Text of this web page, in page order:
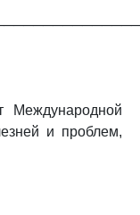
Международной
и проблем,